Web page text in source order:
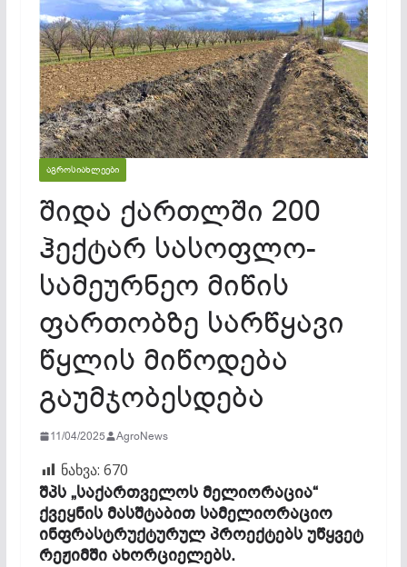
ᲐᲒᲠᲝᲡᲘᲐᲮᲚᲔᲔᲑᲘ
შიდა ქართლში 200
ჰექტარ სასოფლო-
სამეურნეო მიწის
ფართობზე სარწყავი
წყლის მიწოდება
გაუმჯობესდება
11/04/2025 AgroNews
ნახვა: 670
შპს „საქართველოს მელიორაცია“
ქვეყნის მასშტაბით სამელიორაციო
ინფრასტრუქტურულ პროექტებს უწყვეტ
რეჟიმში ახორციელებს.